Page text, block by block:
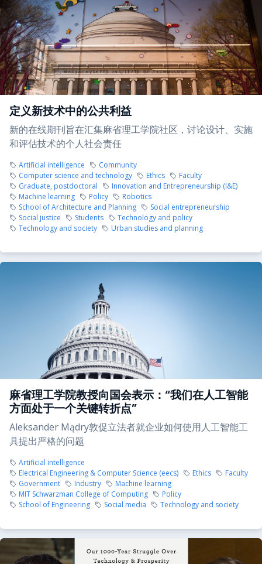
定义新技术中的公共利益
新的在线期刊旨在汇集麻省理工学院社区，讨论设计、实施
和评估技术的个人社会责任
Artificial intelligence
Community
Computer science and technology
Ethics
Faculty
Graduate, postdoctoral
Innovation and Entrepreneurship (I&E)
Machine learning
Policy
Robotics
School of Architecture and Planning
Social entrepreneurship
Social justice
Students
Technology and policy
Technology and society
Urban studies and planning
麻省理工学院教授向国会表示：“我们在人工智能
方面处于一个关键转折点”
Aleksander Mądry敦促立法者就企业如何使用人工智能工
具提出严格的问题
Artificial intelligence
Electrical Engineering & Computer Science (eecs)
Ethics
Faculty
Government
Industry
Machine learning
MIT Schwarzman College of Computing
Policy
School of Engineering
Social media Technology and society